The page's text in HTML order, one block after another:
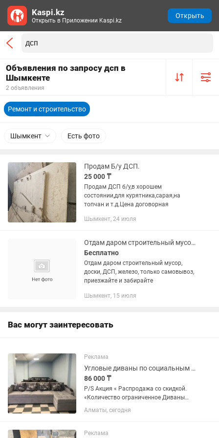
Объявления по запросу дсп в
Шымкенте
2 объявления
Ремонт и строительство
Шымкент Есть фото
Продам Б/у ДСП.
25 000 ₸
Продам ДСП б/у,в хорошем
состоянии,для курятника,сарая,на
топчан и т.д.Цена договорная
Шымкент, 24 июля
Отдам даром строительный мусор, доски, ДСП, железо
Бесплатно
Отдам даром строительный мусор,
доски, ДСП, железо, только самовывоз,
приезжайте и забирайте
Шымкент, 15 июля
Вас могут заинтересовать
Реклама
Угловые диваны по социальным ценам, р-он Суюнбая Рыschoolова
86 000 ₸
P/S Акция « Распродажа со скидкой.
«Количество ограниченное Диваны
готовые всегда в наличии. Каталог
тканей есть, срок изготовления 1-2 дня,
однотонные=1000 тг доплата за...
Алматы, сегодня
Реклама
Kaspi.kz
Открыть в Приложении Kaspi.kz
Открыть